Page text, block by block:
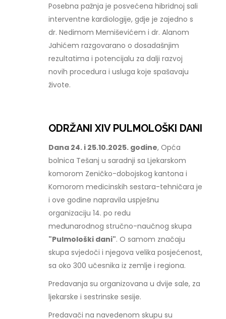
Posebna pažnja je posvećena hibridnoj sali
interventne kardiologije, gdje je zajedno s
dr. Nedimom Memiševićem i dr. Alanom
Jahićem razgovarano o dosadašnjim
rezultatima i potencijalu za dalji razvoj
novih procedura i usluga koje spašavaju
živote.
ODRŽANI XIV PULMOLOŠKI DANI
Dana 24. i 25.10.2025. godine, Opća
bolnica Tešanj u saradnji sa Ljekarskom
komorom Zeničko-dobojskog kantona i
Komorom medicinskih sestara-tehničara je
i ove godine napravila uspješnu
organizaciju 14. po redu
međunarodnog stručno-naučnog skupa
"Pulmološki dani". O samom značaju
skupa svjedoči i njegova velika posjećenost,
sa oko 300 učesnika iz zemlje i regiona.
Predavanja su organizovana u dvije sale, za
ljekarske i sestrinske sesije.
Predavači na navedenom skupu su